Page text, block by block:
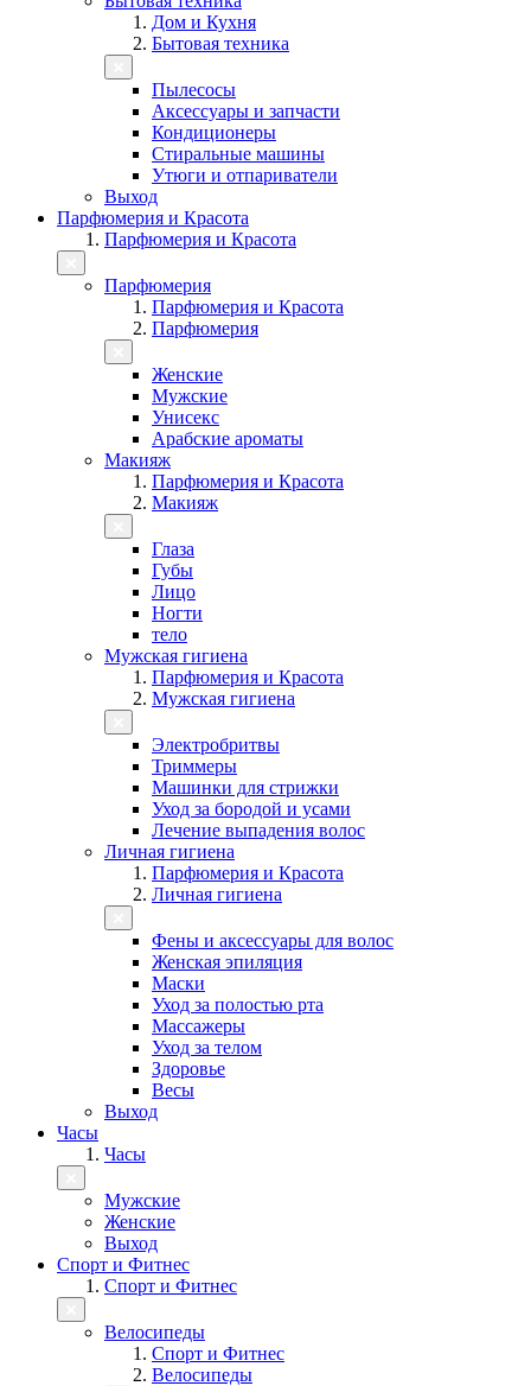
Дом и Кухня
Бытовая техника
Пылесосы
Аксессуары и запчасти
Кондиционеры
Стиральные машины
Утюги и отпариватели
Выход
Парфюмерия и Красота
Парфюмерия и Красота
Парфюмерия
Парфюмерия и Красота
Парфюмерия
Женские
Мужские
Унисекс
Арабские ароматы
Макияж
Парфюмерия и Красота
Макияж
Глаза
Губы
Лицо
Ногти
тело
Мужская гигиена
Парфюмерия и Красота
Мужская гигиена
Электробритвы
Триммеры
Машинки для стрижки
Уход за бородой и усами
Лечение выпадения волос
Личная гигиена
Парфюмерия и Красота
Личная гигиена
Фены и аксессуары для волос
Женская эпиляция
Маски
Уход за полостью рта
Массажеры
Уход за телом
Здоровье
Весы
Выход
Часы
Часы
Мужские
Женские
Выход
Спорт и Фитнес
Спорт и Фитнес
Велосипеды
Спорт и Фитнес
Велосипеды